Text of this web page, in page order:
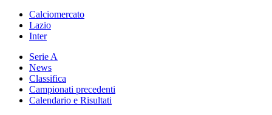
Calciomercato
Lazio
Inter
Serie A
News
Classifica
Campionati precedenti
Calendario e Risultati